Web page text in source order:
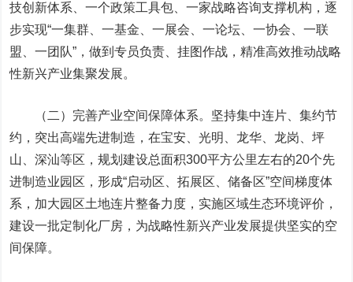
技创新体系、一个政策工具包、一家战略咨询支撑机构，逐
步实现“一集群、一基金、一展会、一论坛、一协会、一联
盟、一团队”，做到专员负责、挂图作战，精准高效推动战略
性新兴产业集聚发展。
（二）完善产业空间保障体系。 坚持集中连片、集约节
约，突出高端先进制造，在宝安、光明、龙华、龙岗、坪
山、深汕等区，规划建设总面积300平方公里左右的20个先
进制造业园区，形成“启动区、拓展区、储备区”空间梯度体
系，加大园区土地连片整备力度，实施区域生态环境评价，
建设一批定制化厂房，为战略性新兴产业发展提供坚实的空
间保障。